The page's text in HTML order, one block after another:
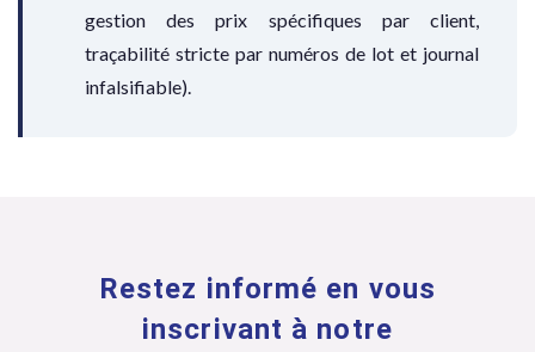
gestion des prix spécifiques par client,
traçabilité stricte par numéros de lot et journal
infalsifiable).
Restez informé en vous
inscrivant à notre